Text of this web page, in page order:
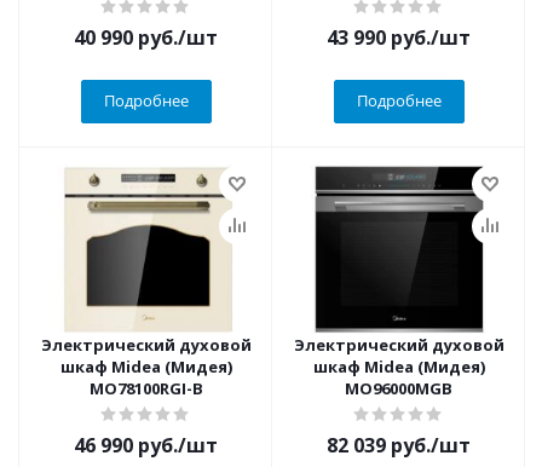
40 990 руб./шт
Подробнее
43 990 руб./шт
Подробнее
Электрический духовой
шкаф Midea (Мидея)
MO78100RGI-B
46 990 руб./шт
Электрический духовой
шкаф Midea (Мидея)
MO96000MGB
82 039 руб./шт